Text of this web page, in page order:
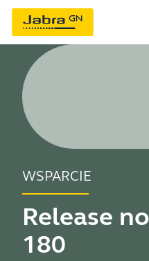
WSPARCIE
Release
180